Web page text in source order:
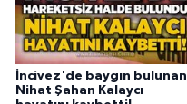
İncivez'de baygın bulunan
Nihat Şahan Kalaycı